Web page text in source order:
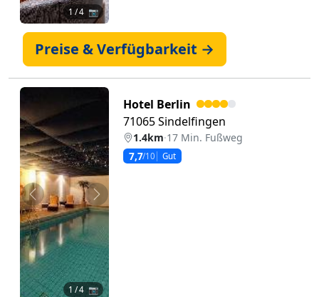
1 / 4 📷
Preise & Verfügbarkeit →
Zurück Weiter
1 / 4 📷
Hotel Berlin
71065 Sindelfingen
1.4km·17 Min. Fußweg
7,7/10 Gut